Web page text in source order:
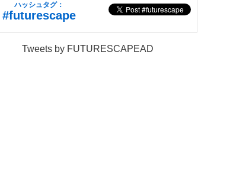
ハッシュタグ：
#futurescape
Tweets by FUTURESCAPEAD